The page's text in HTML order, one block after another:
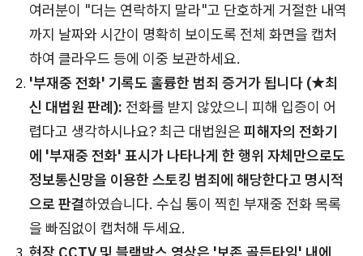
여러분이 "더는 연락하지 말라"고 단호하게 거절한 내역
까지 날짜와 시간이 명확히 보이도록 전체 화면을 캡처
하여 클라우드 등에 이중 보관하세요.
'부재중 전화' 기록도 훌륭한 범죄 증거가 됩니다 (★최
신 대법원 판례): 전화를 받지 않았으니 피해 입증이 어
렵다고 생각하시나요? 최근 대법원은 피해자의 전화기
에 '부재중 전화' 표시가 나타나게 한 행위 자체만으로도
정보통신망을 이용한 스토킹 범죄에 해당한다고 명시적
으로 판결하였습니다. 수십 통이 찍힌 부재중 전화 목록
을 빠짐없이 캡처해 두세요.